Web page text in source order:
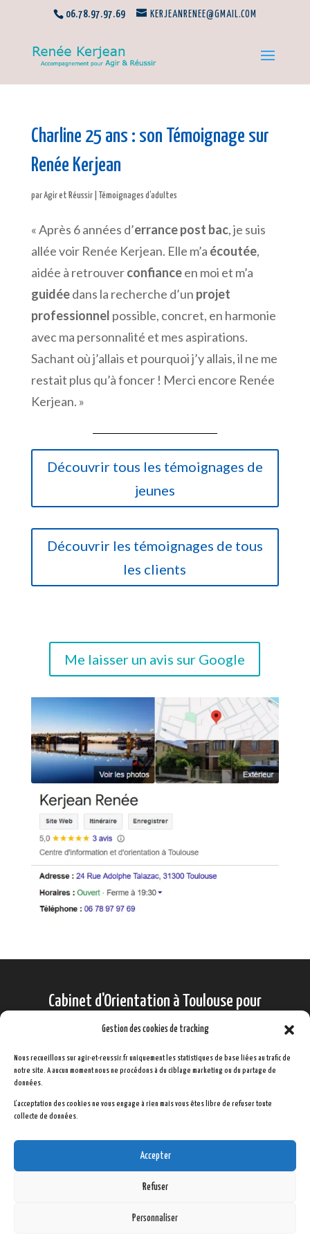
Gestion des cookies de tracking
Nous recueillons sur agir-et-reussir.fr uniquement les statistiques de base liées au trafic de
notre site. A aucun moment nous ne procédons à du ciblage marketing ou du partage de
données.
L'acceptation des cookies ne vous engage à rien mais vous êtes libre de refuser toute
collecte de données.
Accepter
Refuser
Personnaliser
06.78.97.97.69 KERJEANRENEE@GMAIL.COM
Charline 25 ans : son Témoignage sur
Renée Kerjean
parAgir et Réussir| Témoignages d'adultes
« Après 6 années d’errance post bac, je suis
allée voir Renée Kerjean. Elle m’a écoutée,
aidée à retrouverconfianceen moi et m’a
guidéedans la recherche d’un projet
professionnel possible, concret, en harmonie
avec ma personnalité et mes aspirations.
Sachant où j’allais et pourquoi j’y allais, il ne me
restait plus qu’à foncer ! Merci encore Renée
Kerjean. »
Découvrir tous les témoignages de
jeunes
Découvrir les témoignages de tous
les clients
Me laisser un avis sur Google
Cabinet d'Orientation à Toulouse pour
lycéens, étudiants et salariés
Bilan d'Orientation Scolaire
Bilan d'Orientation Adultes